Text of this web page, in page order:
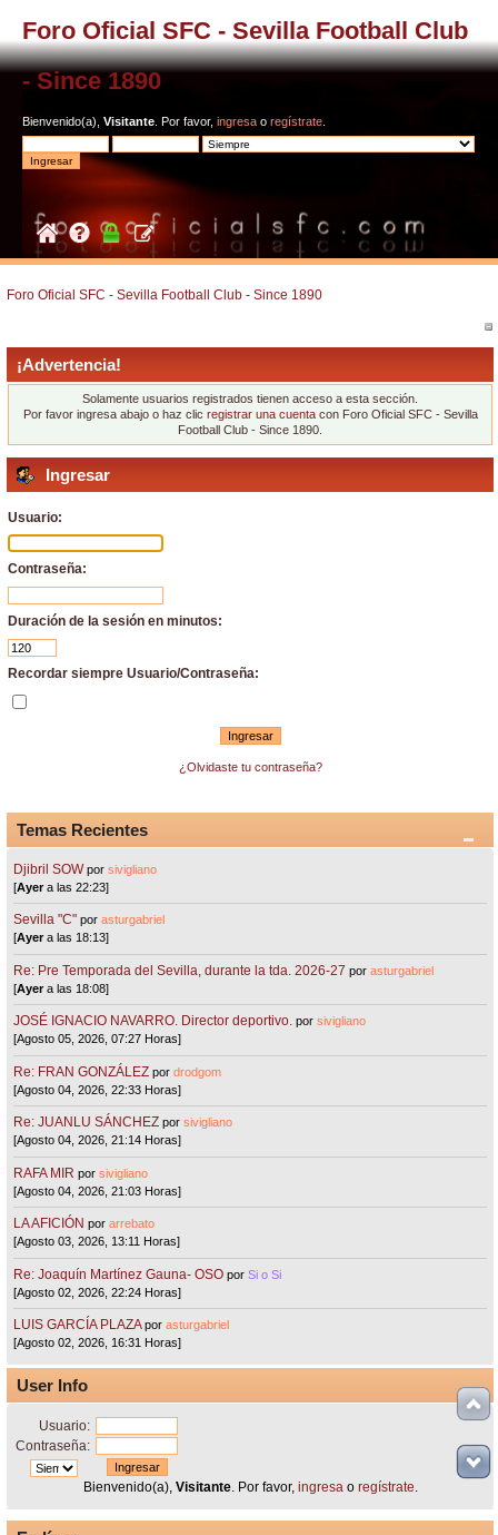
Foro Oficial SFC - Sevilla Football Club
- Since 1890
Bienvenido(a), Visitante . Por favor, ingresa o regístrate
Foro Oficial SFC - Sevilla Football Club - Since 1890
¡Advertencia!
Solamente usuarios registrados tienen acceso a esta sección.
Por favor ingresa abajo o haz clic registrar una cuentacon Foro Oficial SFC - Sevilla
Football Club - Since 1890.
Ingresar
Usuario:
Contraseña:
Duración de la sesión en minutos:
Recordar siempre Usuario/Contraseña:
¿Olvidaste tu contraseña?
Temas Recientes
Djibril SOW porsivigliano
[Ayera las 22:23]
Sevilla "C"porasturgabriel
[Ayera las 18:13]
Re: Pre Temporada del Sevilla, durante la tda. 2026-27 porasturgabriel
[Ayera las 18:08]
JOSÉ IGNACIO NAVARRO. Director deportivo. porsivigliano
[Agosto 05, 2026, 07:27 Horas]
Re: FRAN GONZÁLEZ pordrodgom
[Agosto 04, 2026, 22:33 Horas]
Re: JUANLU SÁNCHEZ porsivigliano
[Agosto 04, 2026, 21:14 Horas]
RAFA MIR porsivigliano
[Agosto 04, 2026, 21:03 Horas]
LA AFICIÓN porarrebato
[Agosto 03, 2026, 13:11 Horas]
Re: Joaquín Martínez Gauna- OSO porSi o Si
[Agosto 02, 2026, 22:24 Horas]
LUIS GARCÍA PLAZA porasturgabriel
[Agosto 02, 2026, 16:31 Horas]
User Info
Usuario:
Contraseña:
Bienvenido(a), Visitante. Por favor, ingresao regístrate.